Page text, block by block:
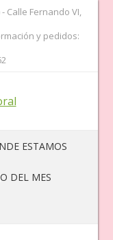
Calle Fernando VI,
y pedidos:
ESTAMOS
DEL MES